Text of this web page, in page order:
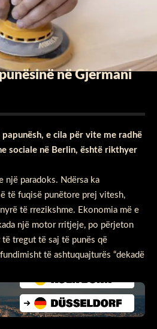
në Gjermani
e cila për vite me radhë
sociale në Berlin, është rikthyer
një paradoks. Ndërsa ka
të fuqisë punëtore prej vitesh,
të rrezikshme. Ekonomia më e
një motor rritjeje, po përjeton
tregut të saj të punës që
të ashtuquajturës “dekadë